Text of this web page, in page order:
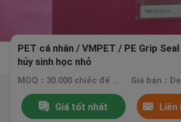
PET cá nhân / VMPET / PE Grip
hủy sinh học nhỏ
MOQ：30.000 chiếc để in túi, 20.000 chiếc cho đồng bằng
Giá tốt nhất Liên